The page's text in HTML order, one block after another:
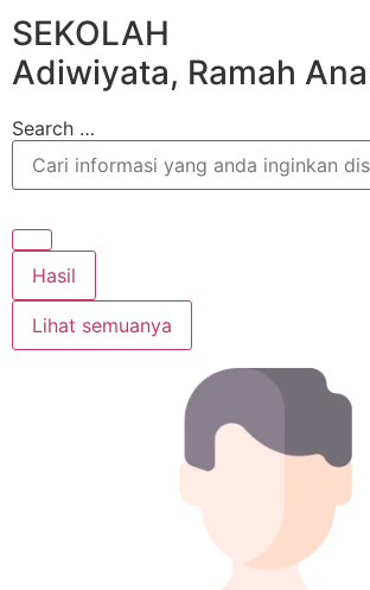
SEKOLAH
Adiwiyata, Ramah
Search …
Hasil
Lihat semuanya